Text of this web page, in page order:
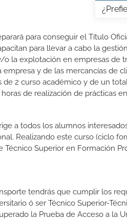
para conseguir el Título
para llevar a cabo la
o la explotación en empresas de
y de las mercancías de
2 curso académico y de un
de realización de prácticas
a todos los alumnos
Realizando este curso (ciclo
Superior en Formación
tendrás que cumplir los
ó ser Técnico Superior-
la Prueba de Acceso a la